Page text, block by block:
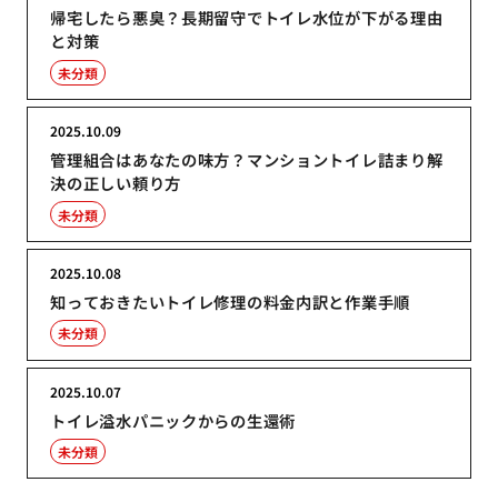
帰宅したら悪臭？長期留守でトイレ水位が下がる理由
と対策
未分類
管理組合はあなたの味方？マンショントイレ詰まり解
決の正しい頼り方
2025.10.09
未分類
知っておきたいトイレ修理の料金内訳と作業手順
2025.10.08
未分類
トイレ溢水パニックからの生還術
2025.10.07
未分類